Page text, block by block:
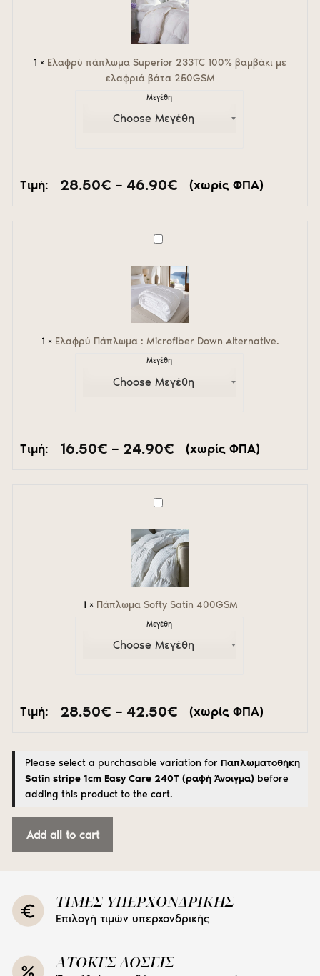
ελαφριά
1 × Ελαφρύ πάπλωμα Superior 233TC 100% βαμβάκι με
ελαφριά βάτα 250GSM
Μεγέθη
Τιμή: 28.50€ – 46.90€ Price
(χωρίς ΦΠΑ)
1 × Ελαφρύ Πάπλωμα : Microfiber Down Alternative.
Μεγέθη
Τιμή: 16.50€ – 24.90€ Price
range:
(χωρίς ΦΠΑ)
1 × Πάπλωμα Softy Satin 400GSM
Μεγέθη
Τιμή: 28.50€ – 42.50€ Price
42.50€
(χωρίς ΦΠΑ)
Please select a purchasable variation for Παπλωματοθήκη
Satin stripe 1cm Easy Care 240T (ραφή Άνοιγμα) before
adding this product to the cart.
Add all to cart
ΤΙΜΕΣ ΥΠΕΡΧΟΝΔΡΙΚΗΣ
Επιλογή τιμών υπερχονδρικής
ΑΤΟΚΕΣ ΔΟΣΕΙΣ